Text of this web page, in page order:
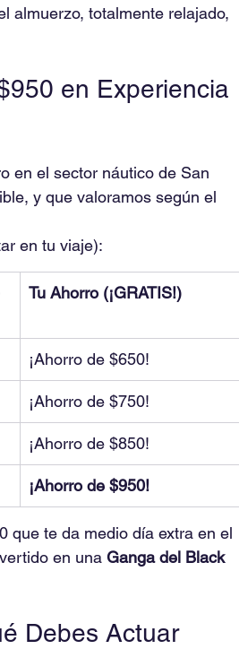
almuerzo, totalmente relajado,
en Experiencia
en el sector náutico de San
y que valoramos según el
en tu viaje):
Tu Ahorro (¡GRATIS!)
¡Ahorro de $650!
¡Ahorro de $750!
¡Ahorro de $850!
¡Ahorro de $950!
que te da medio día extra en el
en una Ganga del Black
Debes Actuar